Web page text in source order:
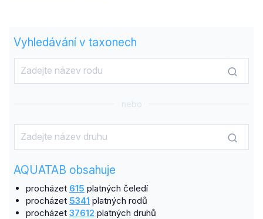
Vyhledávání v taxonech
nebo
AQUATAB obsahuje
procházet 615 platných čeledí
procházet 5341 platných rodů
procházet 37612 platných druhů